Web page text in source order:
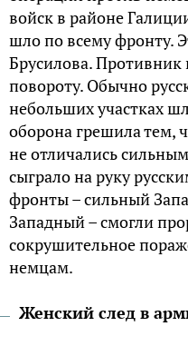
войск в районе
шло по всему фронту.
Брусилова. Противник
повороту. Обычно
небольших участках
оборона грешила тем,
не отличались
сыграло на руку
фронты – сильный
Западный – смогли
сокрушительное
немцам.
Женский след в